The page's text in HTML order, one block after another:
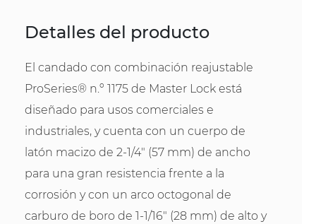
Detalles del producto
El candado con combinación reajustable
ProSeries® n.º 1175 de Master Lock está
diseñado para usos comerciales e
industriales, y cuenta con un cuerpo de
latón macizo de 2-1/4" (57 mm) de ancho
para una gran resistencia frente a la
corrosión y con un arco octogonal de
carburo de boro de 1-1/16" (28 mm) de alto y